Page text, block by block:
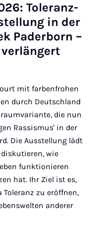
To­le­ranz­
in der
Pa­der­born –
ver­län­gert
mit farbenfrohen
durch Deutschland
die nun
Rassismus' in der
Die Ausstellung lädt
wie
funktionieren
hat. Ihr Ziel ist es,
Toleranz zu eröffnen,
anderer